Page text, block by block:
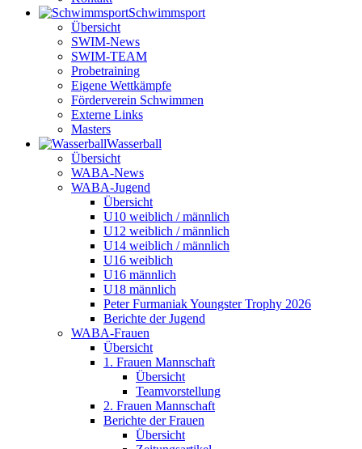
Schwimm­sport
Übersicht
SWIM-News
SWIM-TEAM
Probe­training
Eigene Wettkämpfe
Förderverein Schwimmen
Externe Links
Masters
Wasser­ball
Übersicht
WABA-News
WABA-Jugend
Übersicht
U10 weiblich / männlich
U12 weiblich / männlich
U14 weiblich / männlich
U16 weiblich
U16 männlich
U18 männlich
Peter Furmaniak Youngster Trophy 2026
Berichte der Jugend
WABA-Frauen
Übersicht
1. Frauen Mannschaft
Übersicht
Teamvorstellung
2. Frauen Mannschaft
Berichte der Frauen
Übersicht